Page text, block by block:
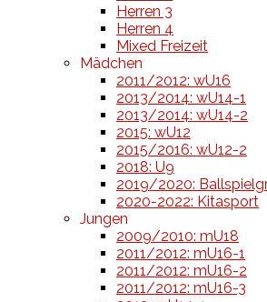
Herren 3
Herren 4
Mixed Freizeit
Mädchen
2011/2012: wU16
2013/2014: wU14-1
2013/2014: wU14-2
2015: wU12
2015/2016: wU12-2
2018: U9
2019/2020:
2020-2022: Kitasport
Jungen
2009/2010: mU18
2011/2012: mU16-1
2011/2012: mU16-2
2011/2012: mU16-3